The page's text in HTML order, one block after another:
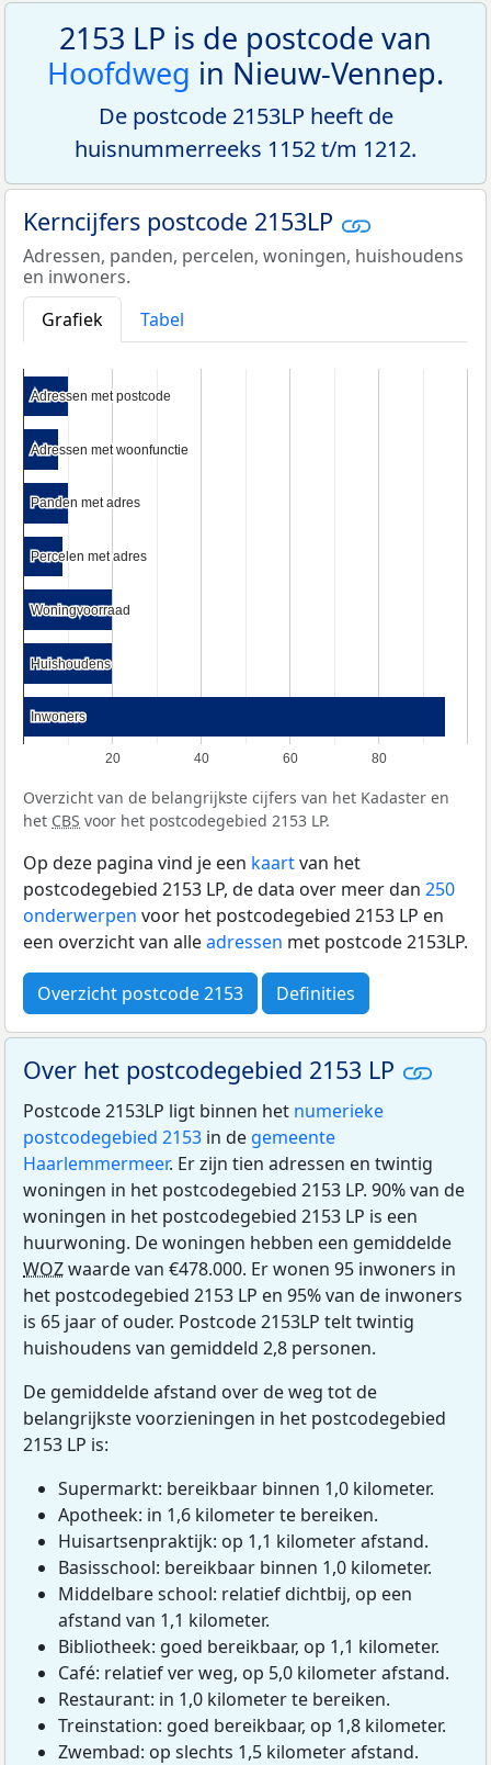
2153 LP is de postcode van
Hoofdweg in Nieuw-Vennep.
De postcode 2153LP heeft de
huisnummerreeks 1152 t/m 1212.
Kerncijfers postcode 2153LP
Adressen, panden, percelen, woningen, huishoudens
en inwoners.
Grafiek
Tabel
20 40 60 80
Adressen met postcode
Adressen met postcode
Adressen met woonfunctie
Adressen met woonfunctie
Panden met adres
Panden met adres
Percelen met adres
Percelen met adres
Woningvoorraad
Woningvoorraad
Huishoudens
Huishoudens
Inwoners
Inwoners
Overzicht van de belangrijkste cijfers van het Kadaster en
het CBS voor het postcodegebied 2153 LP.
Op deze pagina vind je een kaartvan het
postcodegebied 2153 LP, de data over meer dan 250
onderwerpen voor het postcodegebied 2153 LP en
een overzicht van alleadressen met postcode 2153LP.
Overzicht postcode 2153 Definities
Over het postcodegebied 2153 LP
Postcode 2153LP ligt binnen het numerieke
postcodegebied 2153 in de gemeente
Haarlemmermeer. Er zijn tien adressen en twintig
woningen in het postcodegebied 2153 LP. 90% van de
woningen in het postcodegebied 2153 LP is een
huurwoning. De woningen hebben een gemiddelde
WOZwaarde van €478.000. Er wonen 95 inwoners in
het postcodegebied 2153 LP en 95% van de inwoners
is 65 jaar of ouder. Postcode 2153LP telt twintig
huishoudens van gemiddeld 2,8 personen.
De gemiddelde afstand over de weg tot de
belangrijkste voorzieningen in het postcodegebied
2153 LP is:
Supermarkt: bereikbaar binnen 1,0 kilometer.
Apotheek: in 1,6 kilometer te bereiken.
Huisartsenpraktijk: op 1,1 kilometer afstand.
Basisschool: bereikbaar binnen 1,0 kilometer.
Middelbare school: relatief dichtbij, op een
afstand van 1,1 kilometer.
Bibliotheek: goed bereikbaar, op 1,1 kilometer.
Café: relatief ver weg, op 5,0 kilometer afstand.
Restaurant: in 1,0 kilometer te bereiken.
Treinstation: goed bereikbaar, op 1,8 kilometer.
Zwembad: op slechts 1,5 kilometer afstand.